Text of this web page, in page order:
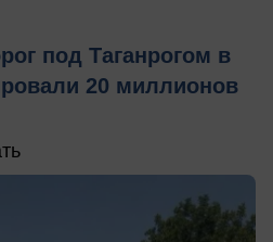
под Таганрогом в
20 миллионов